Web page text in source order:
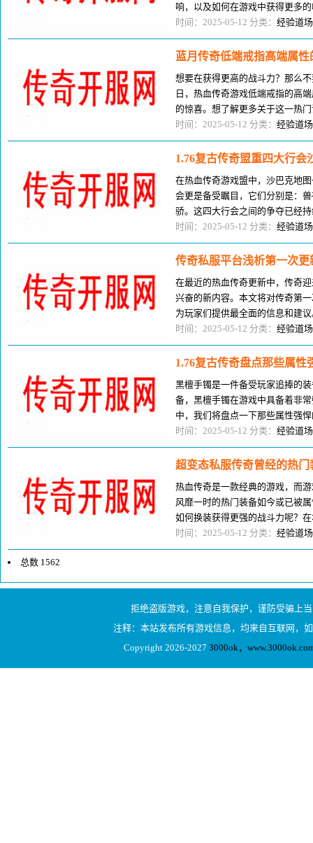
响，以及如何在游戏中获得更多
新世界吧！传奇的更新通常都会在
时间：2025-05-12 分类： 经验道场
蓝月传奇低端戒指高端属性
想要在获得更高的战斗力？那么
日，热血传奇游戏低端戒指的高
的惊喜。想了解更多关于这一热
最新最详尽的热血传奇游戏低端戒
时间：2025-05-12 分类： 经验道场
1.76复古传奇盟重四大行会
在热血传奇游戏盟中，沙巴克地
会更是备受瞩目，它们分别是：
骄。这四大行会之间的争夺已经
宰，也成为了玩家们热议的话题
时间：2025-05-12 分类： 经验道场
传奇私服平台浅析第一次更
在最近的热血传奇更新中，传奇
兴奋的新内容。本文将对传奇第
为玩家们提供最全面的信息和建
开的百区所超越，因为百区是一款
时间：2025-05-12 分类： 经验道场
1.76复古传奇盘点那些属性
黑檀手镯是一件备受玩家追捧的
备，黑檀手镯在游戏中具备着非
中，我们将盘点一下那些属性强
这款装备的特点和使用方法。无
时间：2025-05-12 分类： 经验道场
超变态私服传奇曾经的热
热血传奇是一款经典的游戏，而
风靡一时的热门装备如今或已被
如何换装获得更强的战斗力呢？
探讨，并提供实用的装备换装建议
时间：2025-05-12 分类： 经验道场
总数 1562
1
拒绝盗版游戏，注意自我保护，谨防受骗上
注释：本站发布所有游戏信息，均来自互联网，
Copyright 2026-2027 3000ok，